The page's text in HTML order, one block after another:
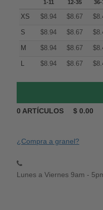
1-11 12-35 36-
XS $8.94 $8.67 $
S $8.94 $8.67 $
M $8.94 $8.67 $
L $8.94 $8.67 $
0 ARTÍCULOS $ 0.00
¿Compra a granel?
Lunes a Viernes 9am -